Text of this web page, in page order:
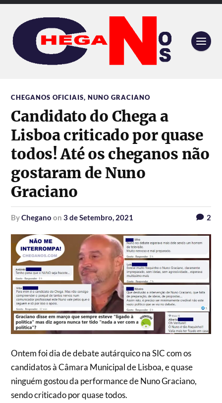
CHEGANOS OFICIAIS,NUNO GRACIANO
Candidato do Chega a
Lisboa criticado por quase
todos! Até os cheganos não
gostaram de Nuno
Graciano
byChegano on3 de Setembro, 2021 2
Ontem foi dia de debate autárquico na SIC com os
candidatos à Câmara Municipal de Lisboa, e quase
ninguém gostou da performance de Nuno Graciano,
sendo criticado por quase todos.